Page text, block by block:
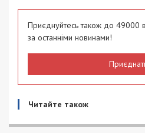
Приєднуйтесь також до 49000
за останніми новинами!
Читайте також